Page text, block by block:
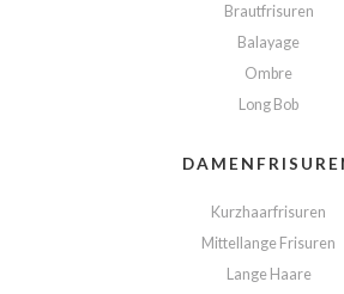
Brautfrisuren
Balayage
Ombre
Long Bob
Kurzhaarfrisuren
Mittellange Frisuren
Lange Haare